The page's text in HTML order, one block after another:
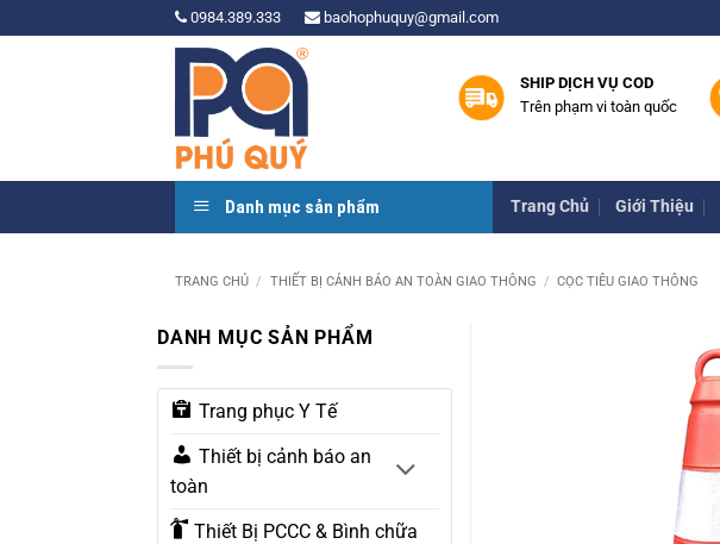
qua
0984.389.333 baohophuquy@gmail.com
SHIP DỊCH VỤ COD
Trên phạm vi toàn quốc
Danh mục sản phẩm Trang Chủ Giới Thiệu
TRANG CHỦ / THIẾT BỊ CẢNH BÁO AN TOÀN GIAO THÔNG / CỌC TIÊU GIAO THÔNG
DANH MỤC SẢN PHẨM
Trang phục Y Tế
Thiết bị cảnh báo an
toàn
Thiết Bị PCCC & Bình chữa